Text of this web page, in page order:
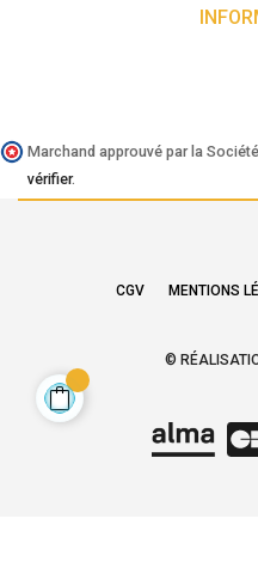
Marchand approuvé par la
vérifier.
CGV MENTIONS
©